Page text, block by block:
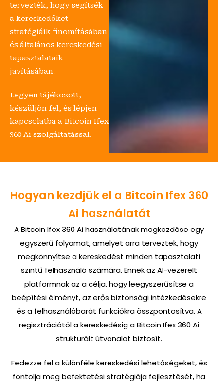
tervezték, hogy segítsék
a kereskedőket
stratégiáik finomításában
és általános kereskedési
tapasztalataik
javításában.
Legyen tájékozott,
készüljön fel, és lépjen
kapcsolatba a Bitcoin Ifex
360 Ai szolgáltatással.
Hogyan kezdjük el a Bitcoin Ifex 360
Ai használatát
A Bitcoin Ifex 360 Ai használatának megkezdése egy
egyszerű folyamat, amelyet arra terveztek, hogy
megkönnyítse a kereskedést minden tapasztalati
szintű felhasználó számára. Ennek az AI-vezérelt
platformnak az a célja, hogy leegyszerűsítse a
beépítési élményt, az erős biztonsági intézkedésekre
és a felhasználóbarát funkciókra összpontosítva. A
regisztrációtól a kereskedésig a Bitcoin Ifex 360 Ai
strukturált útvonalat biztosít.
Fedezze fel a különféle kereskedési lehetőségeket, és
fontolja meg befektetési stratégiája fejlesztését, ha